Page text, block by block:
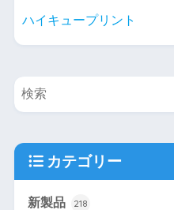
ハイキュープリント
カテゴリー
新製品 218